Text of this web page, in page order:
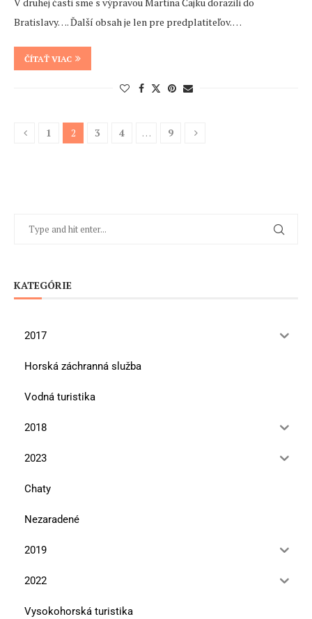
Bratislavy…. Ďalší obsah je len pre predplatiteľov. …
ČÍTAŤ VIAC
1 2 3 4 … 9
KATEGÓRIE
2017
Horská záchranná služba
Vodná turistika
2018
2023
Chaty
Nezaradené
2019
2022
Vysokohorská turistika